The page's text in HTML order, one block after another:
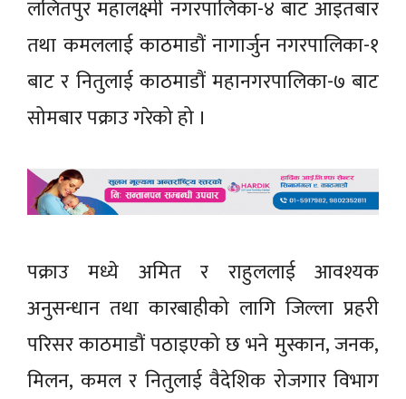
ललितपुर महालक्ष्मी नगरपालिका-४ बाट आइतबार
तथा कमललाई काठमाडौं नागार्जुन नगरपालिका-१
बाट र नितुलाई काठमाडौं महानगरपालिका-७ बाट
सोमबार पक्राउ गरेको हो ।
पक्राउ मध्ये अमित र राहुललाई आवश्यक
अनुसन्धान तथा कारबाहीको लागि जिल्ला प्रहरी
परिसर काठमाडौं पठाइएको छ भने मुस्कान, जनक,
मिलन, कमल र नितुलाई वैदेशिक रोजगार विभाग